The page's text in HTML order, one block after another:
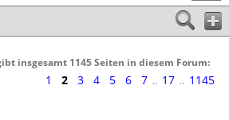
insgesamt 1145 Seiten in diesem Forum:
1 2 3 4 5 6 7 .. 17 .. 1145